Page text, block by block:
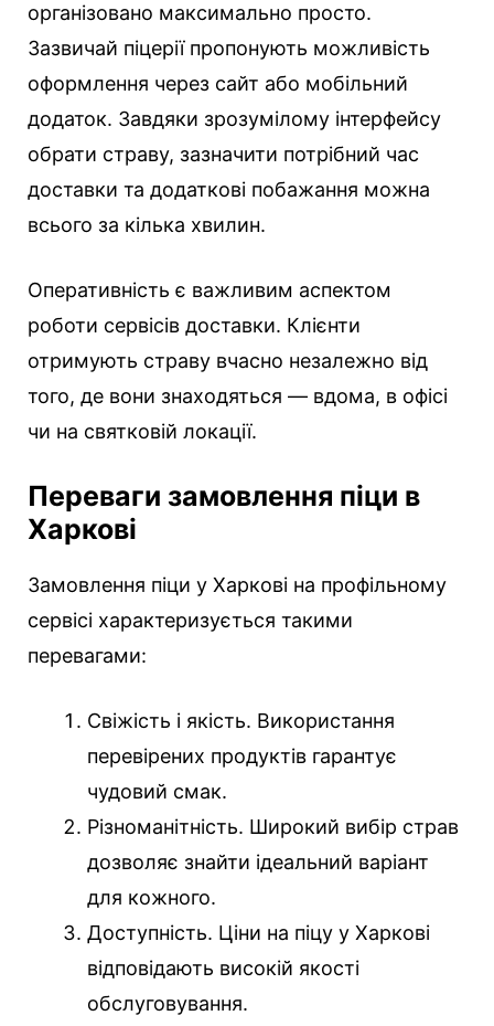
організовано максимально просто.
Зазвичай піцерії пропонують можливість
оформлення через сайт або мобільний
додаток. Завдяки зрозумілому інтерфейсу
обрати страву, зазначити потрібний час
доставки та додаткові побажання можна
всього за кілька хвилин.
Оперативність є важливим аспектом
роботи сервісів доставки. Клієнти
отримують страву вчасно незалежно від
того, де вони знаходяться — вдома, в офісі
чи на святковій локації.
Переваги замовлення піци в
Харкові
Замовлення піци у Харкові на профільному
сервісі характеризується такими
перевагами:
Свіжість і якість. Використання
перевірених продуктів гарантує
чудовий смак.
Різноманітність. Широкий вибір страв
дозволяє знайти ідеальний варіант
для кожного.
Доступність. Ціни на піцу у Харкові
відповідають високій якості
обслуговування.